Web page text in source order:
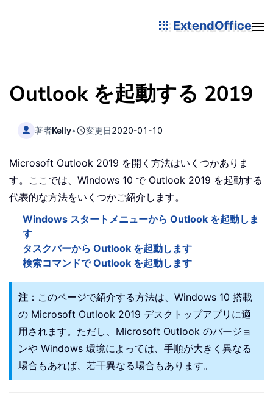
ExtendOffice
Outlook を起動する 2019
著者Kelly• 変更日2020-01-10
Microsoft Outlook 2019 を開く方法はいくつかありま
す。ここでは、Windows 10 で Outlook 2019 を起動する
代表的な方法をいくつかご紹介します。
Windows スタートメニューから Outlook を起動しま
す
タスクバーから Outlook を起動します
検索コマンドで Outlook を起動します
注 ：このページで紹介する方法は、Windows 10 搭載
の Microsoft Outlook 2019 デスクトップアプリに適
用されます。ただし、Microsoft Outlook のバージョ
ンや Windows 環境によっては、手順が大きく異なる
場合もあれば、若干異なる場合もあります。